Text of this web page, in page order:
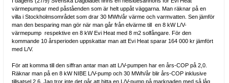
värmepumpar med påståenden som är helt uppåt väggarna. Man räknar på en
villa i Stockholmsområdet som drar 30 MWh/år värme och varmvatten. Sen jämför
man den besparing man gör när man går från elvärme till en 8 kW L/V-
värmepump respektive en 8 kW Evi Heat med 8 m2 solfångare. För den
kommande 10 årsperioden uppskattar man att Evi Heat sparar 164 000 kr jämfört
med L/V.
För att komma till den siffran antar man att L/V-pumpen har en års-COP på 2,0.
Räknar man på en 8 kW NIBE L/V-pump och 30 MWh/år blir års-COP inklusive
tillsatsel 2,6. Jag tror inte det går att hitta en L/V-pump på marknaden med så låg